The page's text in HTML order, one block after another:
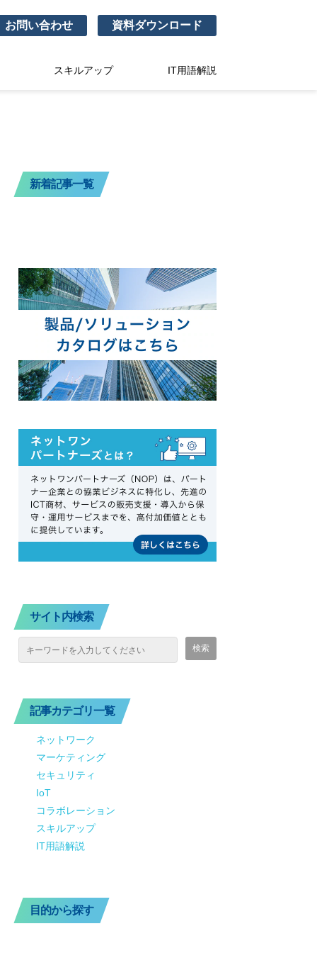
お問い合わせ 資料ダウンロード
スキルアップ IT用語解説
新着記事一覧
サイト内検索
記事カテゴリ一覧
ネットワーク
マーケティング
セキュリティ
IoT
コラボレーション
スキルアップ
IT用語解説
目的から探す